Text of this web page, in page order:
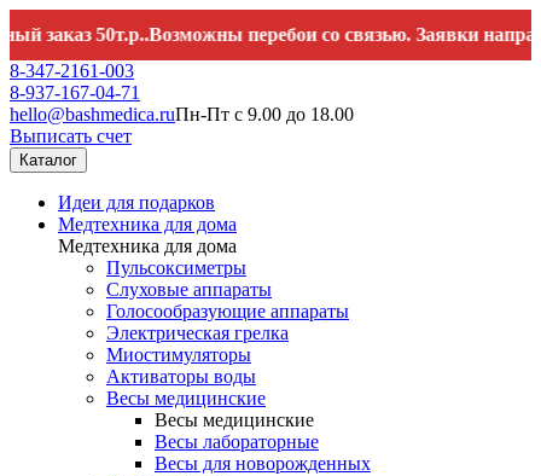
50т.р..Возможны перебои со связью. Заявки
8-347-2161-003
8-937-167-04-71
hello@bashmedica.ruПн-Пт с 9.00 до 18.00
Выписать счет
Каталог
Идеи для подарков
Медтехника для дома
Медтехника для дома
Пульсоксиметры
Слуховые аппараты
Голосообразующие аппараты
Электрическая грелка
Миостимуляторы
Активаторы воды
Весы медицинские
Весы медицинские
Весы лабораторные
Весы для новорожденных